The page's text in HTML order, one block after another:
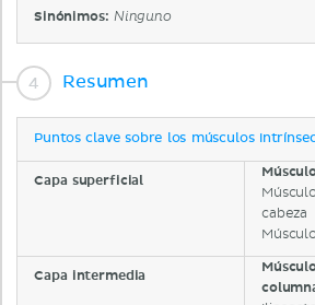
Sinónimos: Ninguno
Resumen
Puntos clave sobre los músculos
Capa superficial
cabeza
Capa intermedia